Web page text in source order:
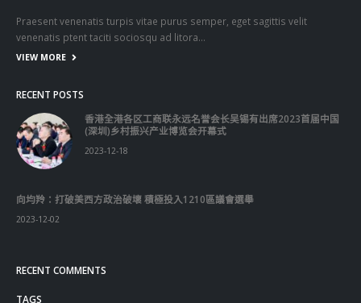
Praesent venenatis turpis vitae purus semper, eget sagittis velit
venenatis ptent taciti sociosqu ad litora…
VIEW MORE
RECENT POSTS
香港全港各区工商联永远名誉会长吴锡有出席2023首届中国
(深圳)乡村振兴产业博览会开幕式
2023-12-18
向均羚：打破美西方政治破壞 積極投入1210區議會選舉
2023-12-02
RECENT COMMENTS
TAGS